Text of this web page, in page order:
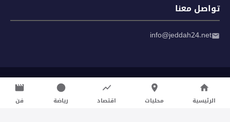
تواصل معنا
info@jeddah24.net
سياسة الخصوصية
شروط الاستخدام
الرئيسية محليات اقتصاد رياضة فن